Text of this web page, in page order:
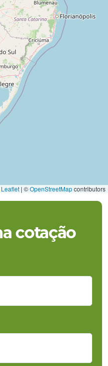
Leaflet | ©OpenStreetMapcontributors
cotação